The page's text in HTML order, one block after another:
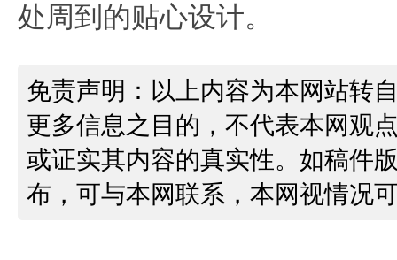
处周到的贴心设计。
免责声明：以上内容为本网站转
更多信息之目的，不代表本网观
或证实其内容的真实性。如稿件
布，可与本网联系，本网视情况